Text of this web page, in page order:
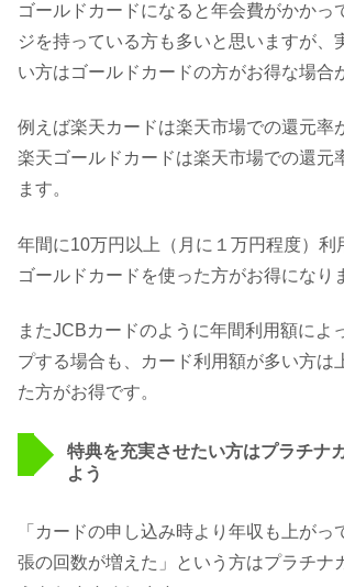
ゴールドカードになると年会費がかかっ
ジを持っている方も多いと思いますが、
い方はゴールドカードの方がお得な場合
例えば楽天カードは楽天市場での還元率
楽天ゴールドカードは楽天市場での還元
ます。
年間に10万円以上（月に１万円程度）利
ゴールドカードを使った方がお得になり
またJCBカードのように年間利用額によ
プする場合も、カード利用額が多い方は
た方がお得です。
特典を充実させたい方はプラチナ
よう
「カードの申し込み時より年収も上がっ
張の回数が増えた」という方はプラチナ